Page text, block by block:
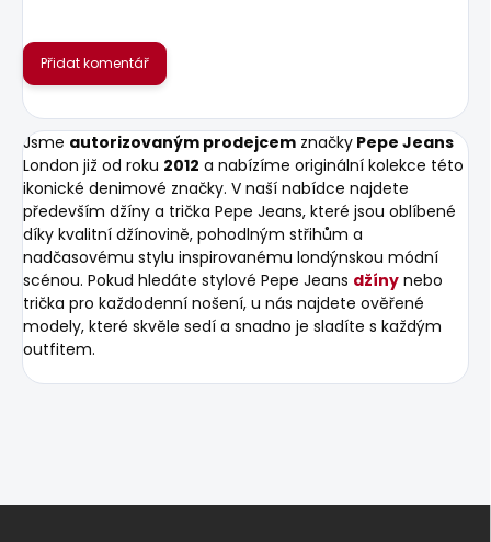
Přidat komentář
Jsme autorizovaným prodejcem značky Pepe Jeans
London již od roku 2012 a nabízíme originální kolekce této
ikonické denimové značky. V naší nabídce najdete
především džíny a trička Pepe Jeans, které jsou oblíbené
díky kvalitní džínovině, pohodlným střihům a
nadčasovému stylu inspirovanému londýnskou módní
scénou. Pokud hledáte stylové Pepe Jeans džíny nebo
trička pro každodenní nošení, u nás najdete ověřené
modely, které skvěle sedí a snadno je sladíte s každým
outfitem.
Z